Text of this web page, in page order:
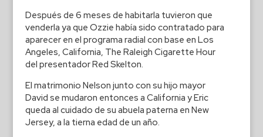
Después de 6 meses de habitarla tuvieron que
venderla ya que Ozzie había sido contratado para
aparecer en el programa radial con base en Los
Angeles, California, The Raleigh Cigarette Hour
del presentador Red Skelton.
El matrimonio Nelson junto con su hijo mayor
David se mudaron entonces a California y Eric
queda al cuidado de su abuela paterna en New
Jersey, a la tierna edad de un año.